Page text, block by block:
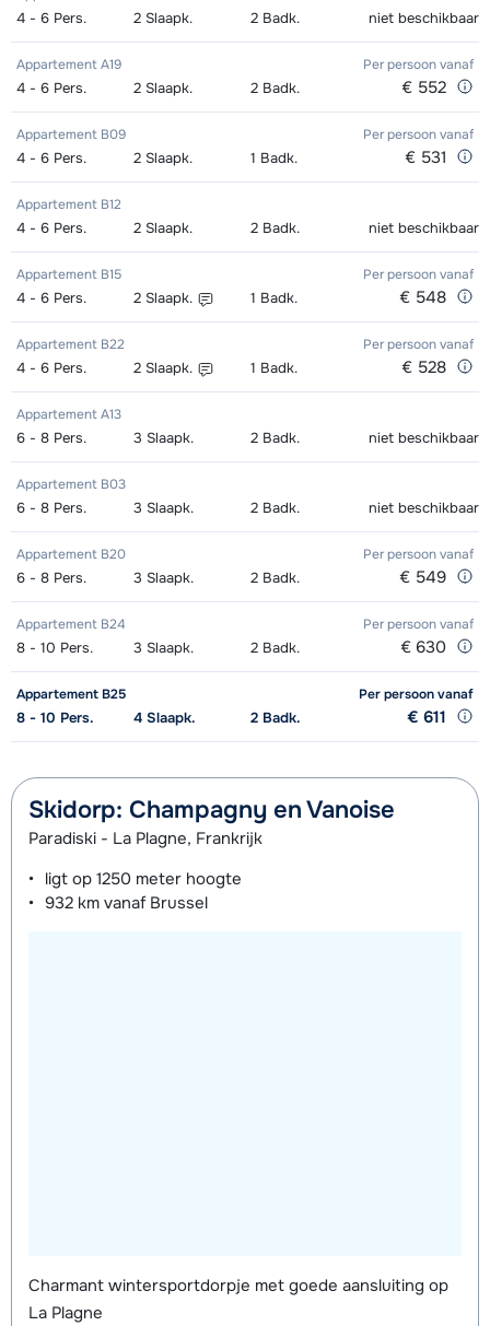
Excellent (Excellence) Ski's +
Stokken (8 dagen)
afhankelijk
van week
Excellent (Excellence) Schoenen (8
afhankelijk
Goud (Sensation) Ski's + Schoenen
+ Stokken (8 dagen)
afhankelijk
Goud (Sensation) Ski's + Stokken (8
dagen)
afhankelijk
van week
Goud (Sensation) Schoenen (8
dagen)
afhankelijk
van week
Zilver (Evolution) Ski's + Schoenen +
Stokken (8 dagen)
van week
Zilver (Evolution) Ski's + Stokken (8
dagen)
van week
Zilver (Evolution) Schoenen (8
afhankelijk
Kampioen (Champion) Ski's +
Schoenen + Stokken (8 dagen)
afhankelijk
van week
Kampioen (Champion) Ski's +
Stokken (8 dagen)
afhankelijk
van week
dagen)
Toekomst (Espoir) Ski's + Schoenen
+ Stokken (8 dagen)
afhankelijk
van week
dagen)
van week
Toekomst (Espoir) Schoenen (8
dagen)
van week
Mini Kid Ski's + Stokken + Schoenen
Mini Kid Ski's + Stokken (8 dagen)
afhankelijk
van week
Mini Kid Schoenen (8 dagen)
afhankelijk
van week
Goud (Sensation) Boots (8 dagen)
afhankelijk
Zilver (Evolution) Snowboard +
Boots (8 dagen)
afhankelijk
van week
Zilver (Evolution) Snowboard (8
dagen)
afhankelijk
Zilver (Evolution) Boots (8 dagen)
afhankelijk
van week
4 - 6 Pers. 2 Slaapk. 2 Badk. niet beschikbaar
Appartement A19 Per persoonvanaf
4 - 6 Pers. 2 Slaapk. 2 Badk. € 552
Appartement B09 Per persoonvanaf
4 - 6 Pers. 2 Slaapk. 1 Badk. € 531
Appartement B12
4 - 6 Pers. 2 Slaapk. 2 Badk. niet beschikbaar
Appartement B15 Per persoonvanaf
4 - 6 Pers. 2 Slaapk. 1 Badk. € 548
Appartement B22 Per persoonvanaf
4 - 6 Pers. 2 Slaapk. 1 Badk. € 528
Appartement A13
6 - 8 Pers. 3 Slaapk. 2 Badk. niet beschikbaar
Appartement B03
6 - 8 Pers. 3 Slaapk. 2 Badk. niet beschikbaar
Appartement B20 Per persoonvanaf
6 - 8 Pers. 3 Slaapk. 2 Badk. € 549
Appartement B24 Per persoonvanaf
8 - 10 Pers. 3 Slaapk. 2 Badk. € 630
Appartement B25 Per persoonvanaf
8 - 10 Pers. 4 Slaapk. 2 Badk. € 611
Skidorp: Champagny en Vanoise
Paradiski - La Plagne, Frankrijk
ligt op 1250 meter hoogte
932 km vanaf Brussel
Charmant wintersportdorpje met goede aansluiting op
La Plagne